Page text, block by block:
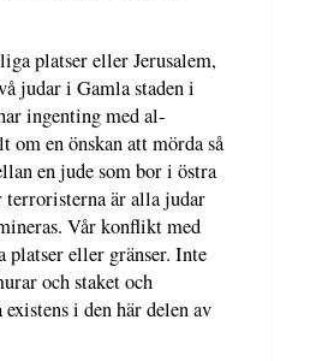
platser eller Jerusalem,
judar i Gamla staden i
ingenting med al-
en önskan att mörda så
en jude som bor i östra
är alla judar
Vår konflikt med
eller gränser. Inte
och staket och
i den här delen av